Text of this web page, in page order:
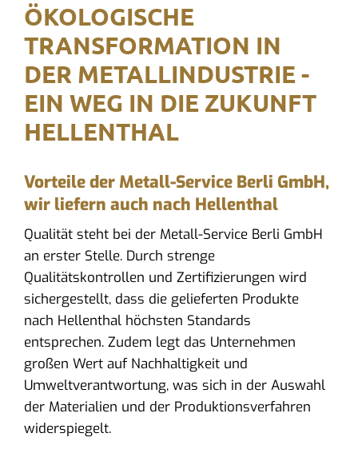
ÖKOLOGISCHE
TRANSFORMATION IN
DER METALLINDUSTRIE -
EIN WEG IN DIE ZUKUNFT
HELLENTHAL
Vorteile der Metall-Service Berli GmbH,
wir liefern auch nach Hellenthal
Qualität steht bei der Metall-Service Berli GmbH
an erster Stelle. Durch strenge
Qualitätskontrollen und Zertifizierungen wird
sichergestellt, dass die gelieferten Produkte
nach Hellenthal höchsten Standards
entsprechen. Zudem legt das Unternehmen
großen Wert auf Nachhaltigkeit und
Umweltverantwortung, was sich in der Auswahl
der Materialien und der Produktionsverfahren
widerspiegelt.